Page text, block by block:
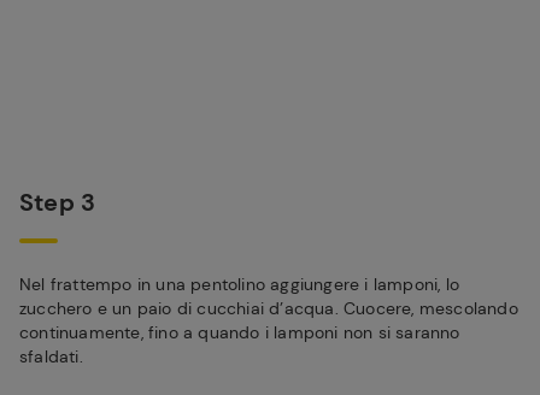
Step 3
Nel frattempo in una pentolino aggiungere i lamponi, lo
zucchero e un paio di cucchiai d’acqua. Cuocere, mescolando
continuamente, fino a quando i lamponi non si saranno
sfaldati.